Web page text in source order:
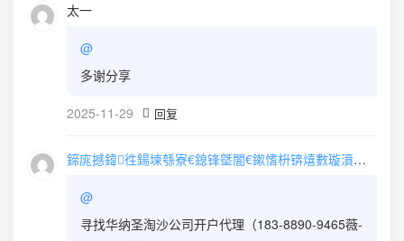
太一
@
多谢分享
2025-11-29 回复
鍗庣撼鍏徃鍚堜綔寮€鎴锋墍闇€鏉愭枡锛熺數璇濆彿鐮?5587291507 寰俊STS5099
@
寻找华纳圣淘沙公司开户代理（183-8890-9465薇-